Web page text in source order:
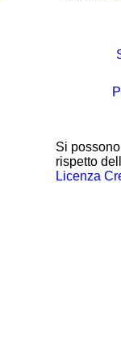
Si
rispetto
Licenza